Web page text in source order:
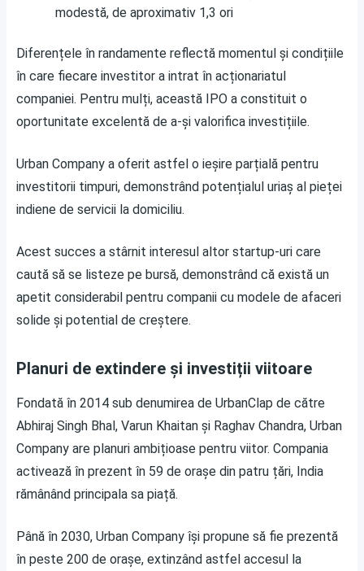
modestă, de aproximativ 1,3 ori
Diferențele în randamente reflectă momentul și condițiile
în care fiecare investitor a intrat în acționariatul
companiei. Pentru mulți, această IPO a constituit o
oportunitate excelentă de a-și valorifica investițiile.
Urban Company a oferit astfel o ieșire parțială pentru
investitorii timpuri, demonstrând potențialul uriaș al pieței
indiene de servicii la domiciliu.
Acest succes a stârnit interesul altor startup-uri care
caută să se listeze pe bursă, demonstrând că există un
apetit considerabil pentru companii cu modele de afaceri
solide și potential de creștere.
Planuri de extindere și investiții viitoare
Fondată în 2014 sub denumirea de UrbanClap de către
Abhiraj Singh Bhal, Varun Khaitan și Raghav Chandra, Urban
Company are planuri ambițioase pentru viitor. Compania
activează în prezent în 59 de orașe din patru țări, India
rămânând principala sa piață.
Până în 2030, Urban Company își propune să fie prezentă
în peste 200 de orașe, extinzând astfel accesul la